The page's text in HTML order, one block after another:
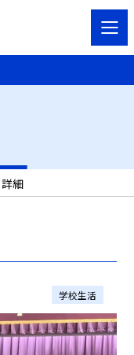
詳細
学校生活